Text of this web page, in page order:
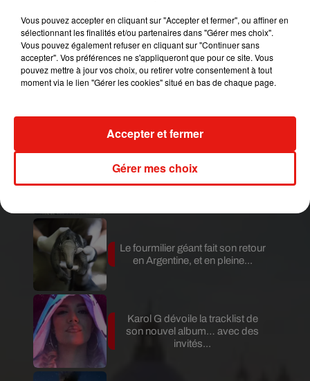
Mundo Latino
Guatemala : l'éruption du volcan
de Fuego est terminée
Le fourmilier géant fait son retour
en Argentine, et en pleine...
Karol G dévoile la tracklist de
son nouvel album… avec des
invités...
Vous pouvez accepter en cliquant sur "Accepter et fermer", ou affiner en
sélectionnant les finalités et/ou partenaires dans "Gérer mes choix".
Vous pouvez également refuser en cliquant sur "Continuer sans
accepter". Vos préférences ne s'appliqueront que pour ce site. Vous
pouvez mettre à jour vos choix, ou retirer votre consentement à tout
moment via le lien "Gérer les cookies" situé en bas de chaque page.
Gérer mes choix
Accepter et fermer